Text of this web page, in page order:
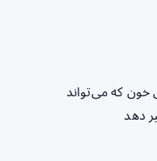
خون که می‌تواند
دهد